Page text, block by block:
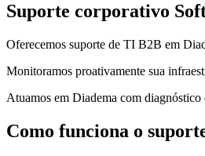
Suporte corporativo
Oferecemos suporte de TI B2B em
Monitoramos proativamente sua
Atuamos em Diadema com
Como funciona o